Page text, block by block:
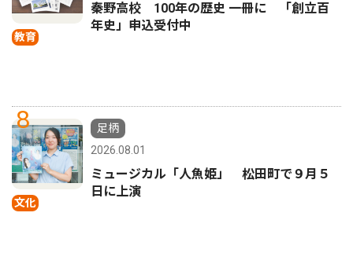
教育
秦野高校 100年の歴史 一冊に 「創立百
年史」申込受付中
8
文化
足柄
2026.08.01
ミュージカル「人魚姫」 松田町で９月５
日に上演